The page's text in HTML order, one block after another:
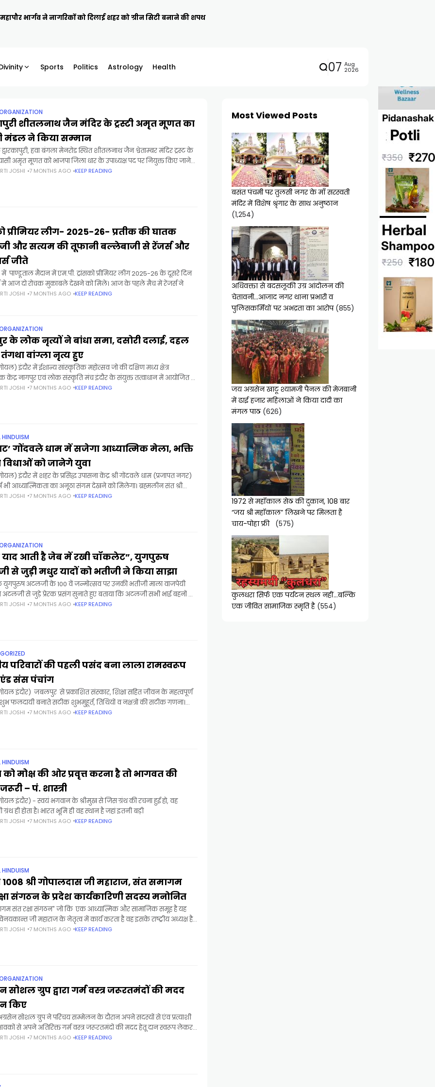
भार्गव ने नागरिकों को दिलाई शहर को ग्रीन सिटी बनाने की शपथ
Sports Politics Astrology Health 07 Aug
2026
शीतलनाथ जैन मंदिर के ट्रस्टी अमृत मूणत का
मंडल ने किया सम्मान
हवा बंगला मेनरोड स्थित शीतलनाथ जैन श्वेताम्बर मंदिर ट्रस्ट के
अमृत मूणत को भाजपा जिला धार के उपाध्यक्ष पद पर नियुक्त किए जाने
JOSHI 7 MONTHS AGO KEEP READING
प्रीमियर लीग- 2025-26- प्रतीक की घातक
और सत्यम की तूफानी बल्लेबाजी से रेंजर्स और
जीते
पाण्डूताल मैदान में एम.पी. ट्रांसको प्रीमियर लीग 2025-26 के दूसरे दिन
मे आज दो रोचक मुकाबले देखने को मिले। आज के पहले मैच में रेंजर्स ने
JOSHI 7 MONTHS AGO KEEP READING
के लोक नृत्यों ने बांधा समा, दसोरी दलाई, दहल
वांग्ला नृत्य हुए
इंदौर में ईशान्य सांस्कृतिक महोत्सव जो की दक्षिण मध्य क्षेत्र
केंद्र नागपुर एवं लोक संस्कृति मंच इंदौर के संयुक्त तत्वाधान में आयोजित हो
खूबसूरत
JOSHI 7 MONTHS AGO KEEP READING
HINDUISM
गोंदवले धाम में सजेगा आध्यात्मिक मेला, भक्ति
विधाओं को जानेगे युवा
इंदौर में शहर के प्रसिद्ध उपासना केंद्र श्री गोंदवले धाम (प्रजापत नगर)
भी आध्यात्मिकता का अनूठा संगम देखने को मिलेगा। ब्रह्मलीन संत श्री
गोंदवलेकर महाराज
JOSHI 7 MONTHS AGO KEEP READING
याद आती है जेब में रखी चॉकलेट”, युगपुरुष
से जुड़ी मधुर यादों को भतीजी ने किया साझा
युगपुरुष अटलजी के 100 वें जन्मोत्सव पर उनकी भतीजी माला वाजपेयी
अटलजी से जुड़े प्रेरक प्रसंग सुनाते हुए बताया कि अटलजी सभी भाई बहनों को
JOSHI 7 MONTHS AGO KEEP READING
परिवारों की पहली पसंद बना लाला रामस्वरूप
एंड संस पंचांग
इंदौर) जबलपुर से प्रकाशित संस्कार, शिक्षा सहित जीवन के महत्वपूर्ण
फलदायी बनाते सटीक शुभमुहूर्त, तिथियों व नक्षत्रों की सटीक गणना।
आईना दिखाते राशिफल।
JOSHI 7 MONTHS AGO KEEP READING
HINDUISM
मोक्ष की ओर प्रवृत्त करना है तो भागवत की
– पं. शास्त्री
इंदौर) - स्वयं भगवान के श्रीमुख से जिस ग्रंथ की रचना हुई हो, वह
ही होता है। भारत भूमि ही वह स्थान है जहां इतनी बड़ी
JOSHI 7 MONTHS AGO KEEP READING
HINDUISM
1008 श्री गोपालदास जी महाराज, संत समागम
संगठन के प्रदेश कार्यकारिणी सदस्य मनोनित
संत रक्षा संगठन" जो कि एक आध्यात्मिक और सामाजिक समूह है यह
जी महाराज के नेतृत्व में कार्य करता है वह इसके राष्ट्रीय अध्यक्ष है।
JOSHI 7 MONTHS AGO KEEP READING
सोशल ग्रुप द्वारा गर्म वस्त्र जरूरतमंदों की मदद
किए
सोशल ग्रुप ने परिचय सम्मेलन के दौरान अपने सदस्यों से एंव प्रत्याशी
से अपने अतिरिक्त गर्म वस्त्र जरूरतमंदों की मदद हेतू दान स्वरूप लेकर
JOSHI 7 MONTHS AGO KEEP READING
Most Viewed Posts
बसंत पंचमी पर तुलसी नगर के माँ सरस्वती
मंदिर में विशेष श्रृंगार के साथ अनुष्ठान
(1,254)
अधिवक्ता से बदसलूकी उग्र आंदोलन की
चेतावनी…आजाद नगर थाना प्रभारी व
पुलिसकर्मियों पर अभद्रता का आरोप (855)
जय अग्रसेन खाटू श्यामजी पैनल की मेजबानी
में ढाई हजार महिलाओं ने किया दादी का
मंगल पाठ (626)
1972 से महॉकाल सेठ की दुकान, 108 बार
“जय श्री महॉकाल” लिखने पर मिलता है
चाय-पोहा फ्री (575)
कुलधरा सिर्फ एक पर्यटन स्थल नहीं…बल्कि
एक जीवित सामाजिक स्मृति है (554)